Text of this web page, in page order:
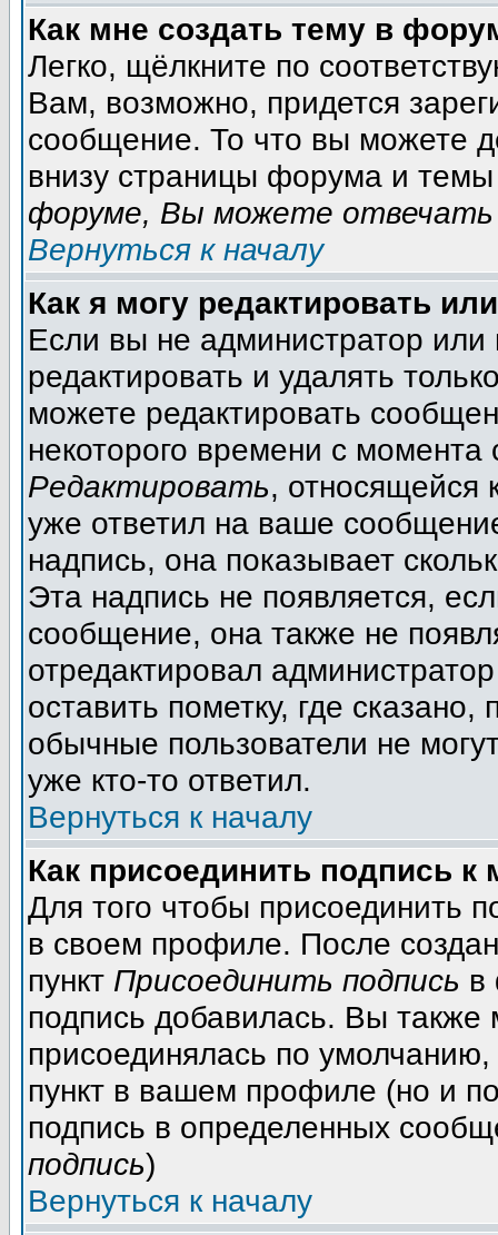
Как мне создать тему в
Легко, щёлкните по
Вам, возможно, придется
сообщение. То что вы можете
внизу страницы форума и
форуме, Вы можете отвечать
Вернуться к началу
Как я могу редактировать
Если вы не администратор
редактировать и удалять
можете редактировать
некоторого времени с момента
Редактировать, относящейся
уже ответил на ваше
надпись, она показывает
Эта надпись не появляется,
сообщение, она также не
отредактировал
оставить пометку, где
обычные пользователи не
уже кто-то ответил.
Вернуться к началу
Как присоединить подпись
Для того чтобы присоединить
в своем профиле. После
пункт Присоединить подпись в
подпись добавилась. Вы также
присоединялась по
пункт в вашем профиле (но и
подпись в определенных
подпись)
Вернуться к началу